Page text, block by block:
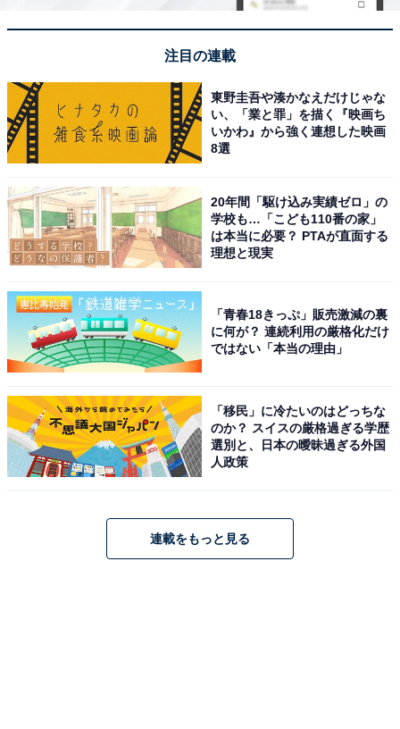
注目の連載
東野圭吾や湊かなえだけじゃな
い、「業と罪」を描く『映画ち
いかわ』から強く連想した映画
8選
20年間「駆け込み実績ゼロ」の
学校も…「こども110番の家」
は本当に必要？ PTAが直面する
理想と現実
「青春18きっぷ」販売激減の裏
に何が？ 連続利用の厳格化だけ
ではない「本当の理由」
「移民」に冷たいのはどっちな
のか？ スイスの厳格過ぎる学歴
選別と、日本の曖昧過ぎる外国
人政策
連載をもっと見る